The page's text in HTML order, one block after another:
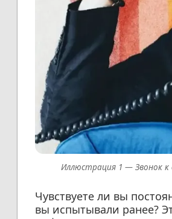
Звонок
Чувствуете ли вы
вы испытывали ранее?